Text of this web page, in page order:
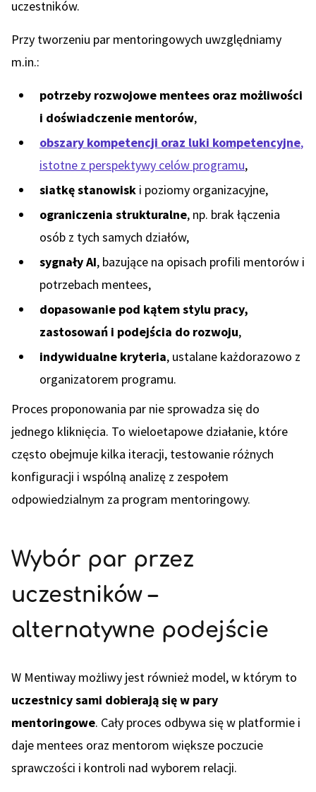
uczestników.
Przy tworzeniu par mentoringowych uwzględniamy
m.in.:
potrzeby rozwojowe mentees oraz możliwości
i doświadczenie mentorów,
obszary kompetencji oraz luki kompetencyjne,
istotne z perspektywy celów programu,
siatkę stanowisk i poziomy organizacyjne,
ograniczenia strukturalne, np. brak łączenia
osób z tych samych działów,
sygnały AI, bazujące na opisach profili mentorów i
potrzebach mentees,
dopasowanie pod kątem stylu pracy,
zastosowań i podejścia do rozwoju,
indywidualne kryteria, ustalane każdorazowo z
organizatorem programu.
Proces proponowania par nie sprowadza się do
jednego kliknięcia. To wieloetapowe działanie, które
często obejmuje kilka iteracji, testowanie różnych
konfiguracji i wspólną analizę z zespołem
odpowiedzialnym za program mentoringowy.
Wybór par przez
uczestników –
alternatywne podejście
W Mentiway możliwy jest również model, w którym to
uczestnicy sami dobierają się w pary
mentoringowe. Cały proces odbywa się w platformie i
daje mentees oraz mentorom większe poczucie
sprawczości i kontroli nad wyborem relacji.